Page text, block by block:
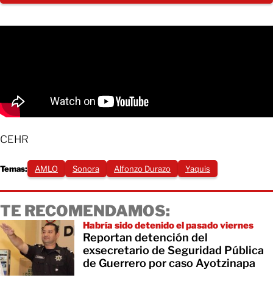
CEHR
Temas: AMLO Sonora Alfonzo Durazo Yaquis
TE RECOMENDAMOS:
Habría sido detenido el pasado viernes
Reportan detención del
exsecretario de Seguridad Pública
de Guerrero por caso Ayotzinapa